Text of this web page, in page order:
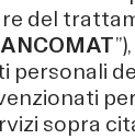
del
personali
sopra